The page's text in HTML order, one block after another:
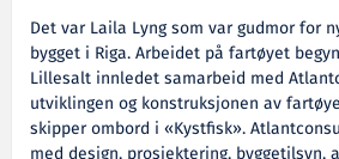
Det var Laila Lyng som var gudmor for
bygget i Riga. Arbeidet på fartøyet
Lillesalt innledet samarbeid med
utviklingen og konstruksjonen av
skipper ombord i «Kystfisk».